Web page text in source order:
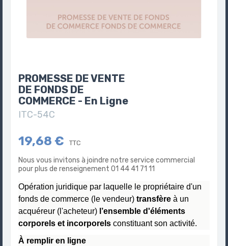
PROMESSE DE VENTE
DE FONDS DE
COMMERCE - En Ligne
ITC-54C
19,68 € TTC
Nous vous invitons à joindre notre service commercial
pour plus de renseignement 01 44 41 71 11
Opération juridique par laquelle le propriétaire d'un
fonds de commerce (le vendeur) transfère à un
acquéreur (l'acheteur) l’ensemble d'éléments
corporels et incorporels constituant son activité.
À remplir en ligne